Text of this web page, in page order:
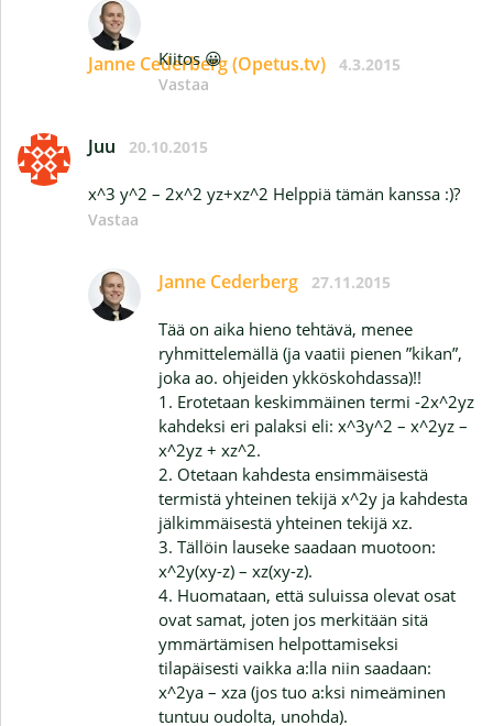
Janne Cederberg (Opetus.tv) 4.3.2015
Kiitos 😀
Vastaa
Juu 20.10.2015
x^3 y^2 – 2x^2 yz+xz^2 Helppiä tämän kanssa :)?
Vastaa
Janne Cederberg 27.11.2015
Tää on aika hieno tehtävä, menee
ryhmittelemällä (ja vaatii pienen ”kikan”,
joka ao. ohjeiden ykköskohdassa)!!
1. Erotetaan keskimmäinen termi -2x^2yz
kahdeksi eri palaksi eli: x^3y^2 – x^2yz –
x^2yz + xz^2.
2. Otetaan kahdesta ensimmäisestä
termistä yhteinen tekijä x^2y ja kahdesta
jälkimmäisestä yhteinen tekijä xz.
3. Tällöin lauseke saadaan muotoon:
x^2y(xy-z) – xz(xy-z).
4. Huomataan, että suluissa olevat osat
ovat samat, joten jos merkitään sitä
ymmärtämisen helpottamiseksi
tilapäisesti vaikka a:lla niin saadaan:
x^2ya – xza (jos tuo a:ksi nimeäminen
tuntuu oudolta, unohda).